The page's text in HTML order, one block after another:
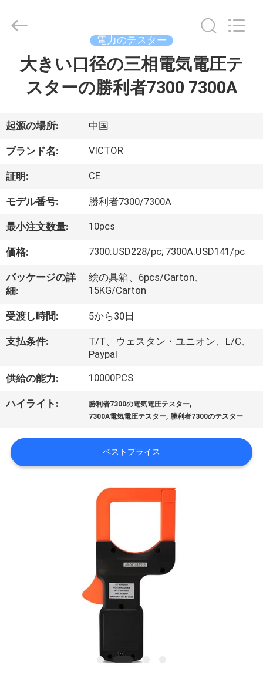
ロ
ダ
ク
ト
達
に
つ
い
工
旅
行
2026
CO.,LTD.
電力のテスター
大きい口径の三相電気電圧テ
スターの勝利者7300 7300A
起源の場所: 中国
ブランド名: VICTOR
証明: CE
モデル番号: 勝利者7300/7300A
最小注文数量: 10pcs
価格: 7300:USD228/pc; 7300A:USD141/pc
パッケージの詳
細:
絵の具箱、6pcs/Carton、
15KG/Carton
受渡し時間: 5から30日
支払条件:
T/T、ウェスタン・ユニオン、L/C、
Paypal
供給の能力: 10000PCS
ハイライト: 勝利者7300の電気電圧テスター,
7300A電気電圧テスター, 勝利者7300のテスター
ベストプライス